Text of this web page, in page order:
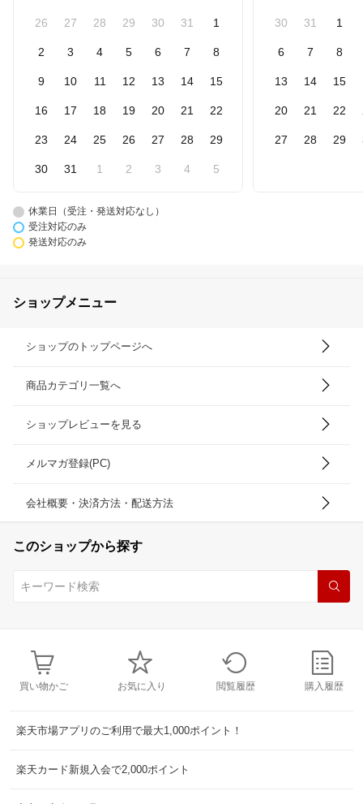
26 27 28 29 30 31 1
2 3 4 5 6 7 8
9 10 11 12 13 14 15
16 17 18 19 20 21 22
23 24 25 26 27 28 29
30 31 1 2 3 4 5
30 31 1
6 7 8
13 14 15
20 21 22
27 28 29
休業日（受注・発送対応なし）
受注対応のみ
発送対応のみ
ショップメニュー
ショップのトップページへ
商品カテゴリ一覧へ
ショップレビューを見る
メルマガ登録(PC)
会社概要・決済方法・配送方法
このショップから探す
買い物かご お気に入り 閲覧履歴 購入履歴
楽天市場アプリのご利用で最大1,000ポイント！
楽天カード新規入会で2,000ポイント